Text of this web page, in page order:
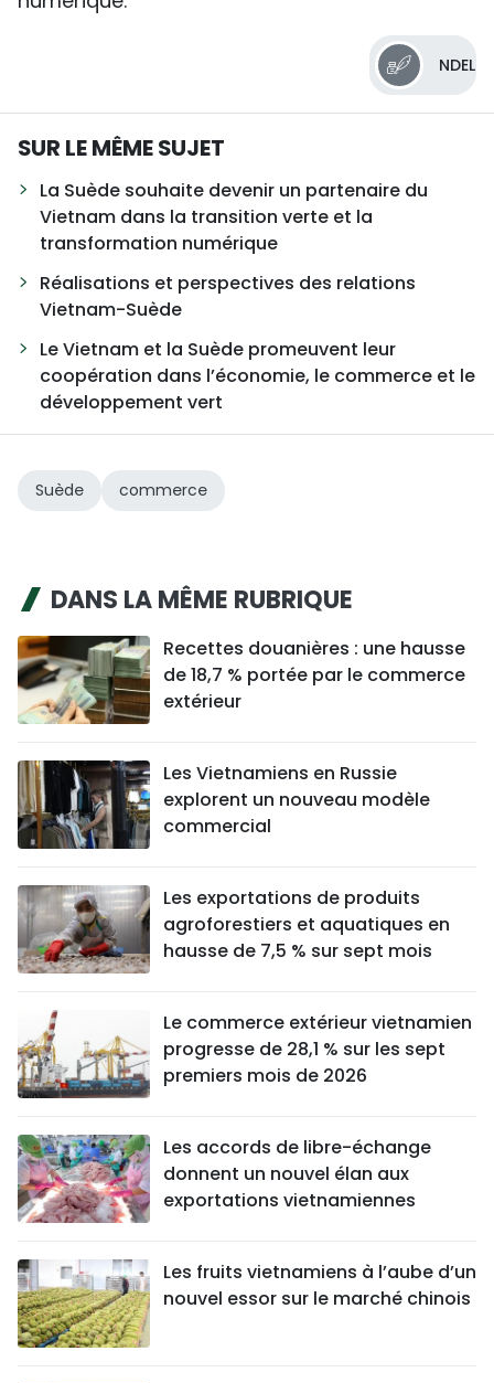
NDEL
SUR LE MÊME SUJET
La Suède souhaite devenir un partenaire du
Vietnam dans la transition verte et la
transformation numérique
Réalisations et perspectives des relations
Vietnam-Suède
Le Vietnam et la Suède promeuvent leur
coopération dans l’économie, le commerce et le
développement vert
Suède commerce
DANS LA MÊME RUBRIQUE
Recettes douanières : une hausse
de 18,7 % portée par le commerce
extérieur
Les Vietnamiens en Russie
explorent un nouveau modèle
commercial
Les exportations de produits
agroforestiers et aquatiques en
hausse de 7,5 % sur sept mois
Le commerce extérieur vietnamien
progresse de 28,1 % sur les sept
premiers mois de 2026
Les accords de libre-échange
donnent un nouvel élan aux
exportations vietnamiennes
Les fruits vietnamiens à l’aube d’un
nouvel essor sur le marché chinois